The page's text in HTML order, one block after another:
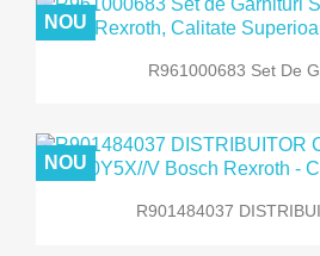
R961000683 Set De
NOU
R901484037
NOU